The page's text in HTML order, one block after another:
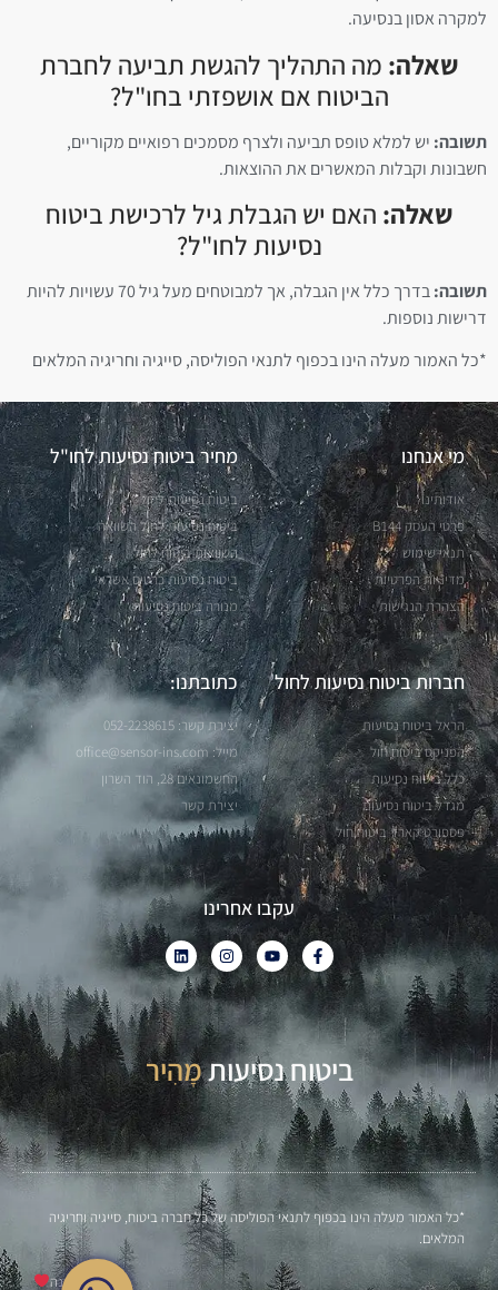
למקרה אסון בנסיעה.
שאלה: מה התהליך להגשת תביעה לחברת
הביטוח אם אושפזתי בחו"ל?
תשובה: יש למלא טופס תביעה ולצרף מסמכים רפואיים מקוריים,
חשבונות וקבלות המאשרים את ההוצאות.
שאלה: האם יש הגבלת גיל לרכישת ביטוח
נסיעות לחו"ל?
תשובה:
בדרך כלל אין הגבלה, אך למבוטחים מעל גיל 70 עשויות להיות
דרישות נוספות.
*כל האמור מעלה הינו בכפוף לתנאי הפוליסה, סייגיה וחריגיה המלאים
מי אנחנו
אודותינו
פרטי העסק B144
תנאי שימוש
מדיניות הפרטיות
הצהרת הנגישות
מחיר ביטוח נסיעות לחו"ל
ביטוח נסיעות לחול
ביטוח נסיעות לחול השוואה
השוואות ביטוח לחול
ביטוח נסיעות כרטיס אשראי
מנורה ביטוח נסיעות
חברות ביטוח נסיעות לחול
הראל ביטוח נסיעות
הפניקס ביטוח חול
כלל ביטוח נסיעות
מגדל ביטוח נסיעות
פספורט קארד ביטוח חול
כתובתנו:
יצירת קשר: 052-2238615
מייל:office@sensor-ins.com
החשמונאים 28, הוד השרון
יצירת קשר
עקבו אחרינו
ביטוח נסיעותפָּשׁוּט
*כל האמור מעלה הינו בכפוף לתנאי הפוליסה של כל חברה ביטוח, סייגיה וחריגיה
המלאים.
חופשה מהנה